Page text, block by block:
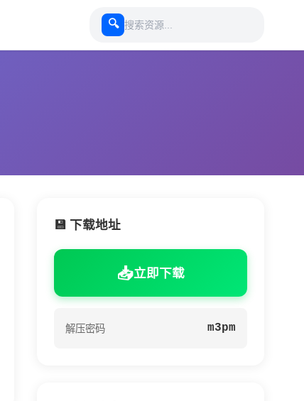
🔍
💾 下载地址
📥立即下载
解压密码 m3pm